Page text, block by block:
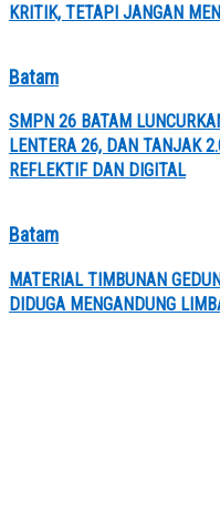
KRITIK, TETAPI JANGAN
Batam
SMPN 26 BATAM
LENTERA 26, DAN TANJAK
REFLEKTIF DAN DIGITAL
Batam
MATERIAL TIMBUNAN
DIDUGA MENGANDUNG